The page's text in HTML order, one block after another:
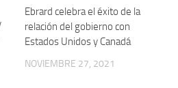
Ebrard celebra el éxito de la
relación del gobierno con
Estados Unidos y Canadá
NOVIEMBRE 27, 2021